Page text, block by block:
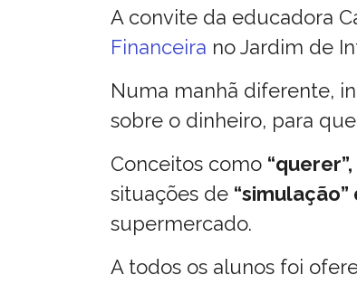
A convite da educadora
Financeira no Jardim de
Numa manhã diferente,
sobre o dinheiro, para
Conceitos como
situações de
supermercado.
A todos os alunos foi